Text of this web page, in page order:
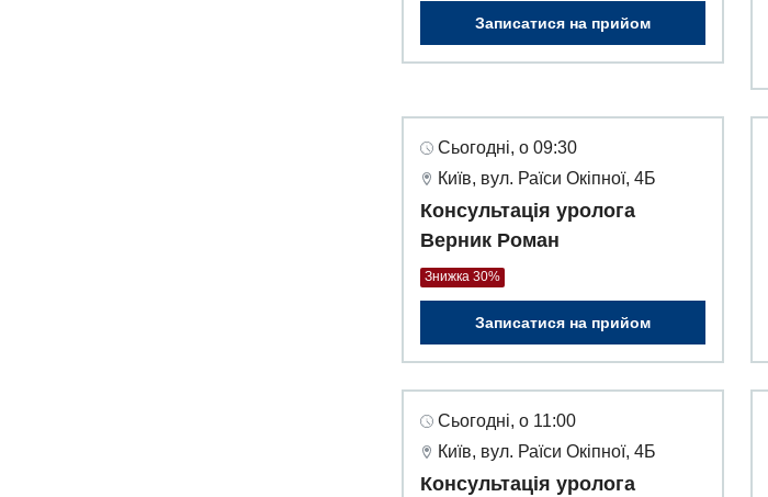
Записатися на прийом
Сьогодні, о 09:30
Київ, вул. Раїси Окіпної, 4Б
Консультація уролога
Верник Роман
Знижка 30%
Записатися на прийом
Сьогодні, о 11:00
Київ, вул. Раїси Окіпної, 4Б
Консультація уролога